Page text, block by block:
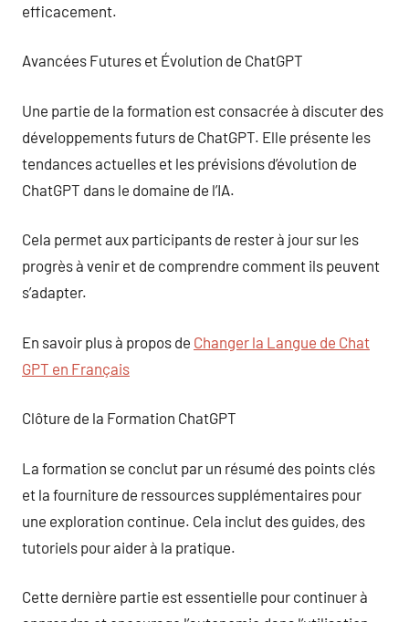
efficacement.
Avancées Futures et Évolution de ChatGPT
Une partie de la formation est consacrée à discuter des
développements futurs de ChatGPT. Elle présente les
tendances actuelles et les prévisions d’évolution de
ChatGPT dans le domaine de l’IA.
Cela permet aux participants de rester à jour sur les
progrès à venir et de comprendre comment ils peuvent
s’adapter.
En savoir plus à propos de Changer la Langue de Chat
GPT en Français
Clôture de la Formation ChatGPT
La formation se conclut par un résumé des points clés
et la fourniture de ressources supplémentaires pour
une exploration continue. Cela inclut des guides, des
tutoriels pour aider à la pratique.
Cette dernière partie est essentielle pour continuer à